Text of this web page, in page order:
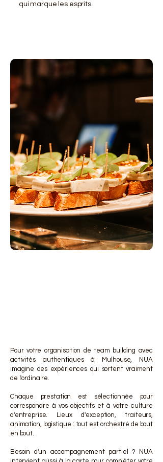
qui marque les esprits.
Pour votre organisation de team building avec
activités authentiques à Mulhouse, NUA
imagine des expériences qui sortent vraiment
de l'ordinaire.
Chaque prestation est sélectionnée pour
correspondre à vos objectifs et à votre culture
d'entreprise. Lieux d'exception, traiteurs,
animation, logistique : tout est orchestré de bout
en bout.
Besoin d'un accompagnement partiel ? NUA